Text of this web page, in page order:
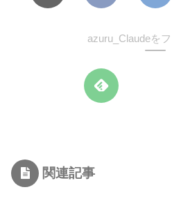
azuru_Claudeを
関連記事